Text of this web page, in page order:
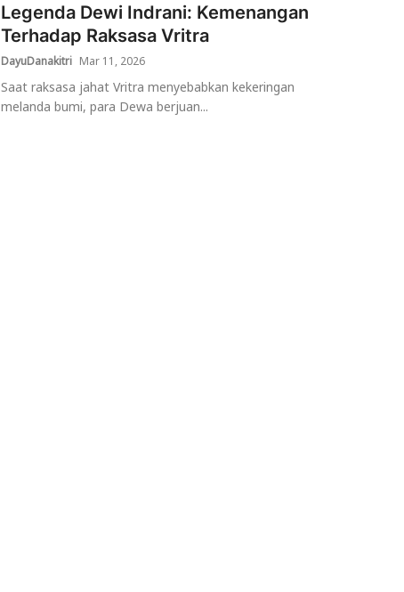
Legenda Dewi Indrani: Kemenangan
Terhadap Raksasa Vritra
DayuDanakitri Mar 11, 2026
Saat raksasa jahat Vritra menyebabkan kekeringan
melanda bumi, para Dewa berjuan...